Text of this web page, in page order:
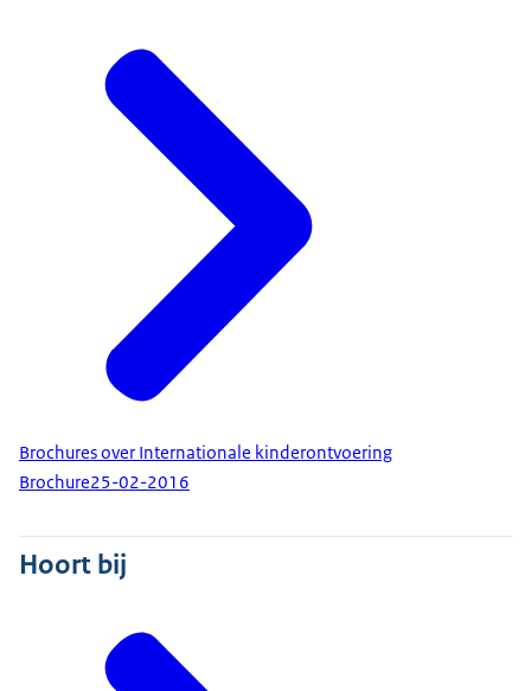
Brochures over Internationale kinderontvoering
Brochure25-02-2016
Hoort bij